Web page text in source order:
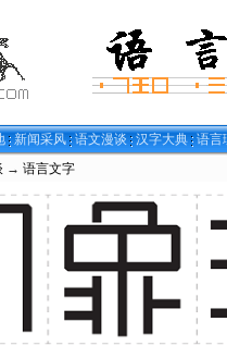
新闻采风 语文漫谈 汉字大典 语言
→ 语言文字